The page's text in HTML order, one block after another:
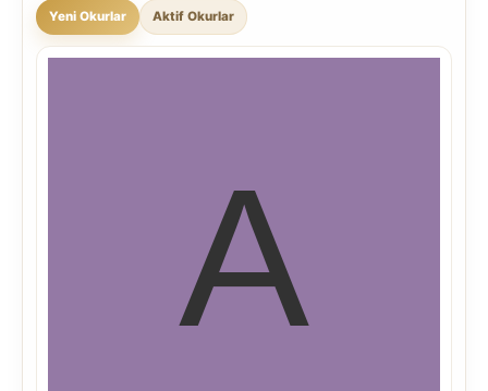
Yeni Okurlar Aktif Okurlar